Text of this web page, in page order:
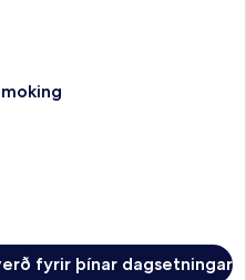
fyrir þínar dagsetningar